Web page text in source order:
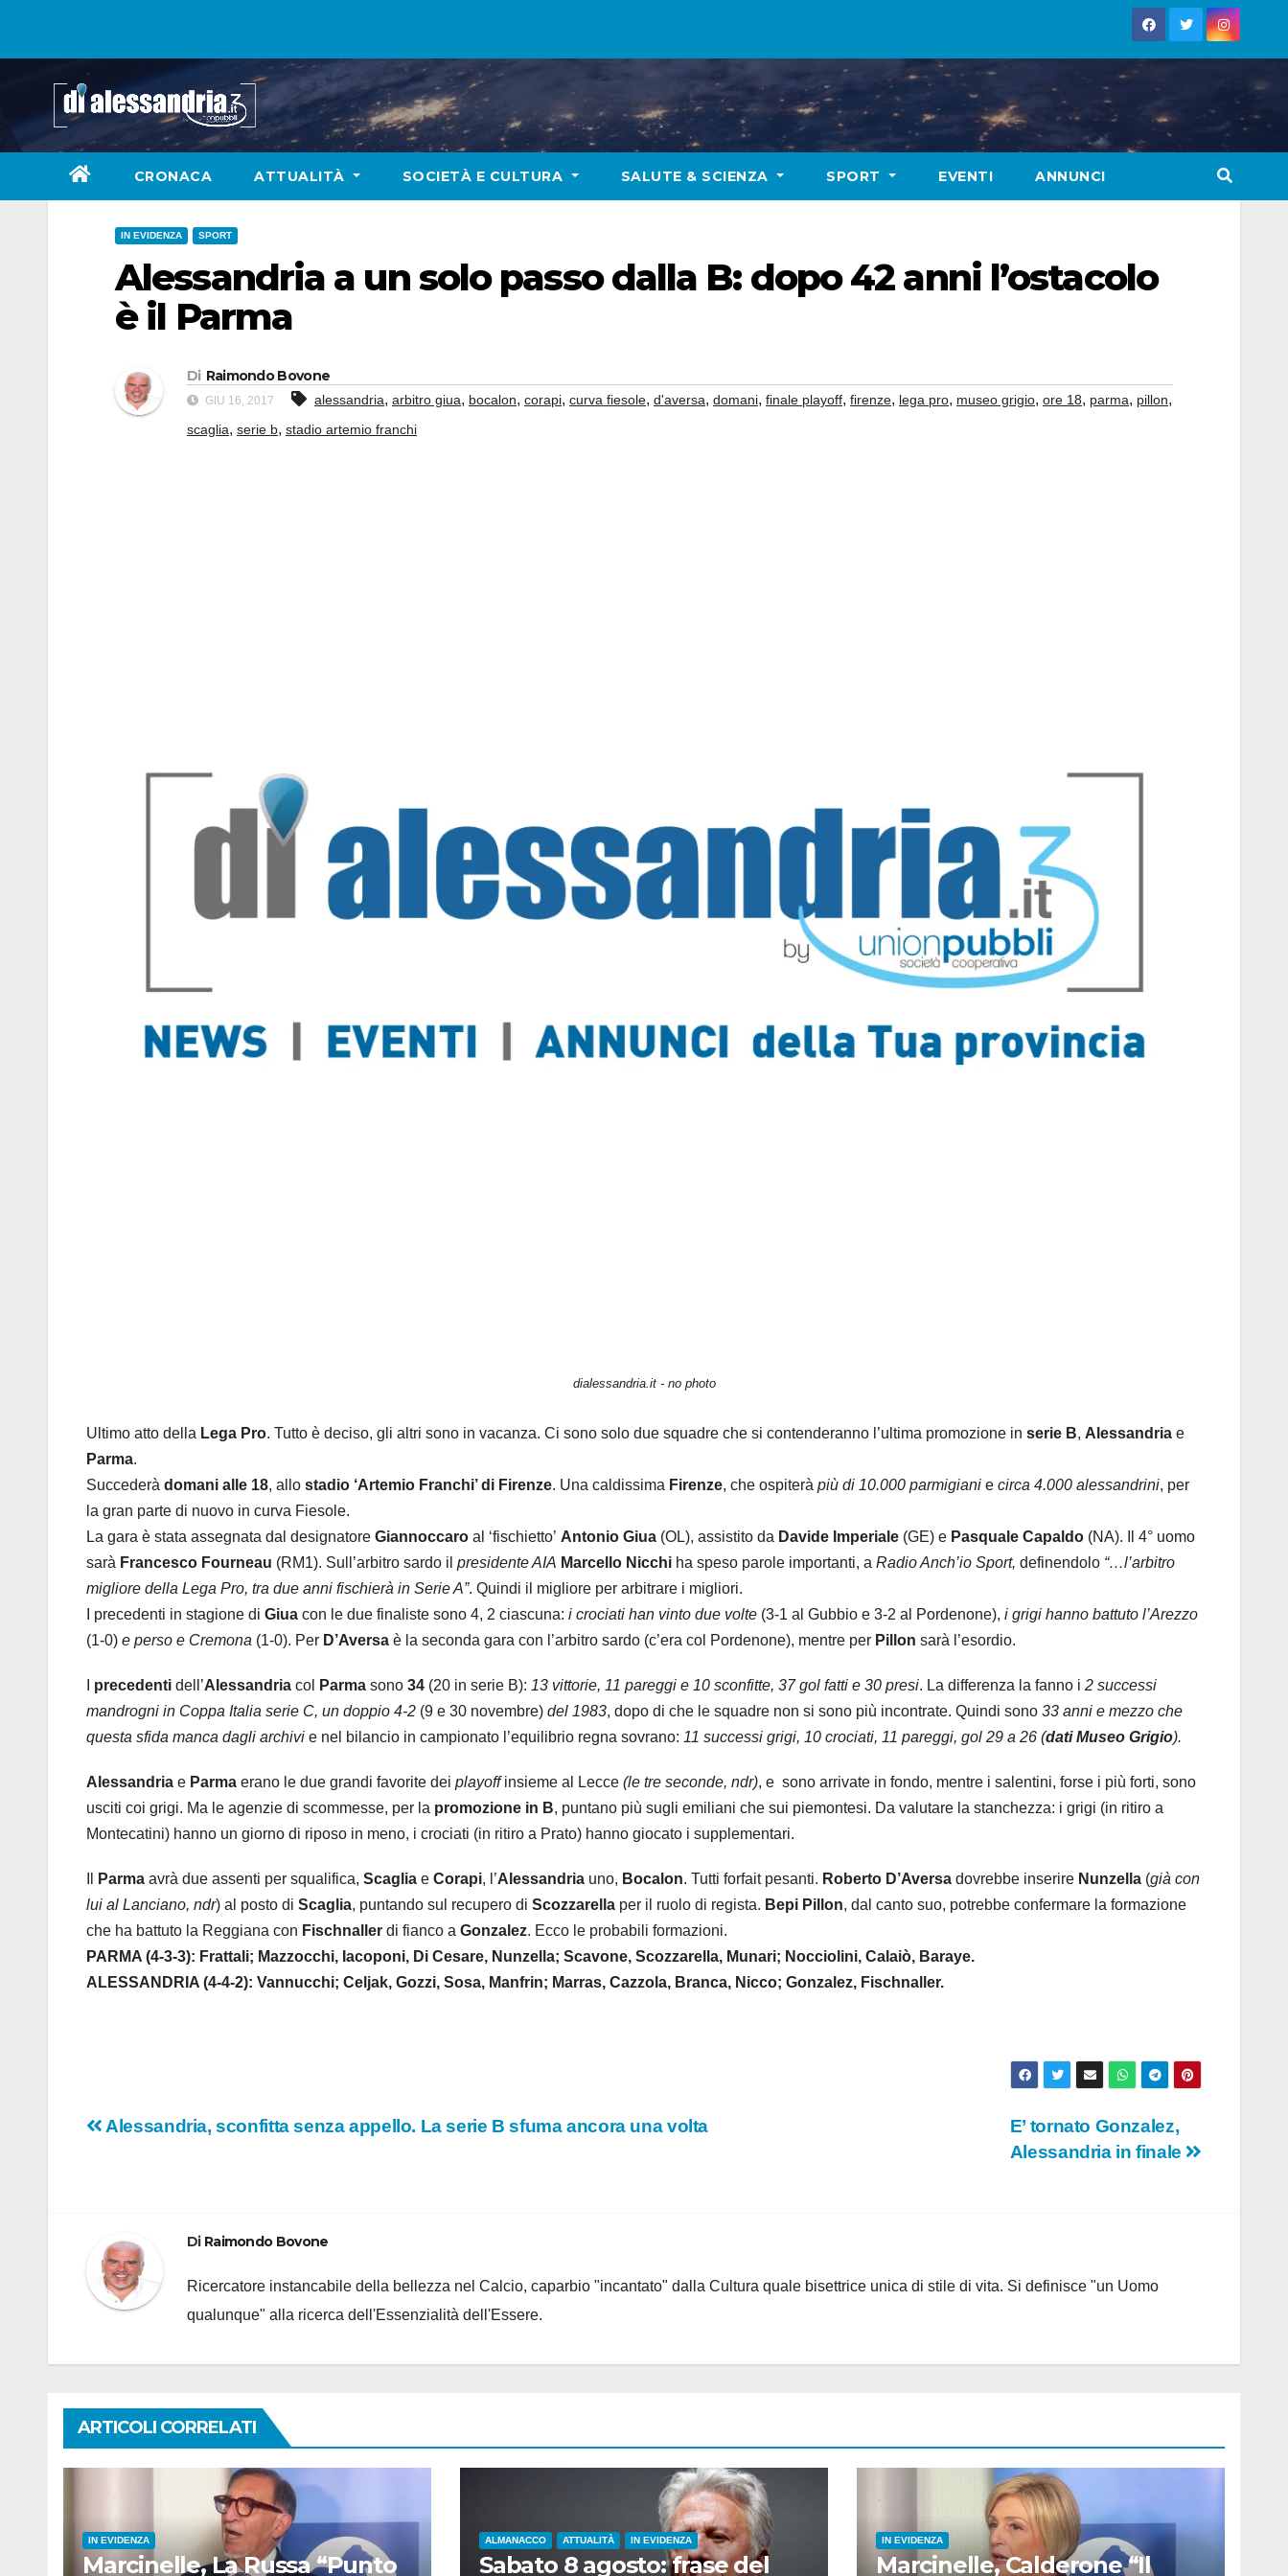
CRONACA ATTUALITÀ SOCIETÀ E CULTURA SALUTE & SCIENZA SPORT EVENTI ANNUNCI
IN EVIDENZA SPORT
Alessandria a un solo passo dalla B: dopo 42 anni l’ostacolo
è il Parma
Di Raimondo Bovone
GIU 16, 2017 alessandria, arbitro giua, bocalon, corapi, curva fiesole, d'aversa, domani, finale playoff, firenze, lega pro, museo grigio, ore 18, parma, pillon,
scaglia, serie b, stadio artemio franchi
dialessandria.it - no photo
Ultimo atto della Lega Pro. Tutto è deciso, gli altri sono in vacanza. Ci sono solo due squadre che si contenderanno l’ultima promozione in serie B, Alessandria e
Parma.
Succederà domani alle 18, allo stadio ‘Artemio Franchi’ di Firenze. Una caldissima Firenze, che ospiterà più di 10.000 parmigiani e circa 4.000 alessandrini, per
la gran parte di nuovo in curva Fiesole.
La gara è stata assegnata dal designatore Giannoccaro al ‘fischietto’ Antonio Giua (OL), assistito da Davide Imperiale (GE) e Pasquale Capaldo (NA). Il 4° uomo
sarà Francesco Fourneau (RM1). Sull’arbitro sardo il presidente AIA Marcello Nicchi ha speso parole importanti, a Radio Anch’io Sport, definendolo “…l’arbitro
migliore della Lega Pro, tra due anni fischierà in Serie A”. Quindi il migliore per arbitrare i migliori.
I precedenti in stagione di Giua con le due finaliste sono 4, 2 ciascuna: i crociati han vinto due volte (3-1 al Gubbio e 3-2 al Pordenone), i grigi hanno battuto l’Arezzo
(1-0) e perso e Cremona (1-0). Per D’Aversa è la seconda gara con l’arbitro sardo (c’era col Pordenone), mentre per Pillon sarà l’esordio.
precedenti dell’Alessandria col Parma sono 34 (20 in serie B): 13 vittorie, 11 pareggi e 10 sconfitte, 37 gol fatti e 30 presi. La differenza la fanno i 2 successi
mandrogni in Coppa Italia serie C, un doppio 4-2 (9 e 30 novembre) del 1983, dopo di che le squadre non si sono più incontrate. Quindi sono 33 anni e mezzo che
questa sfida manca dagli archivi e nel bilancio in campionato l’equilibrio regna sovrano: 11 successi grigi, 10 crociati, 11 pareggi, gol 29 a 26 (dati Museo Grigio).
Alessandria e Parma erano le due grandi favorite dei playoffinsieme al Lecce (le tre seconde, ndr), e sono arrivate in fondo, mentre i salentini, forse i più forti, sono
usciti coi grigi. Ma le agenzie di scommesse, per la promozione in B, puntano più sugli emiliani che sui piemontesi. Da valutare la stanchezza: i grigi (in ritiro a
Montecatini) hanno un giorno di riposo in meno, i crociati (in ritiro a Prato) hanno giocato i supplementari.
Parma avrà due assenti per squalifica, Scaglia e Corapi, l’Alessandria uno, Bocalon. Tutti forfait pesanti. Roberto D’Aversa dovrebbe inserire Nunzella (già con
lui al Lanciano, ndr) al posto di Scaglia, puntando sul recupero di Scozzarella per il ruolo di regista. Bepi Pillon, dal canto suo, potrebbe confermare la formazione
che ha battuto la Reggiana con Fischnaller di fianco a Gonzalez. Ecco le probabili formazioni.
PARMA (4-3-3): Frattali; Mazzocchi, Iacoponi, Di Cesare, Nunzella; Scavone, Scozzarella, Munari; Nocciolini, Calaiò, Baraye.
ALESSANDRIA (4-4-2): Vannucchi; Celjak, Gozzi, Sosa, Manfrin; Marras, Cazzola, Branca, Nicco; Gonzalez, Fischnaller.
Navigazione
E’ tornato Gonzalez,
Alessandria in finale
Alessandria, sconfitta senza appello. La serie B sfuma ancora una volta
Di Raimondo Bovone
Ricercatore instancabile della bellezza nel Calcio, caparbio "incantato" dalla Cultura quale bisettrice unica di stile di vita. Si definisce "un Uomo
qualunque" alla ricerca dell'Essenzialità dell'Essere.
ARTICOLI CORRELATI
IN EVIDENZA
Marcinelle, La Russa “Punto
ALMANACCO ATTUALITÀ IN EVIDENZA
Sabato 8 agosto: frase del
IN EVIDENZA
Marcinelle, Calderone “Il